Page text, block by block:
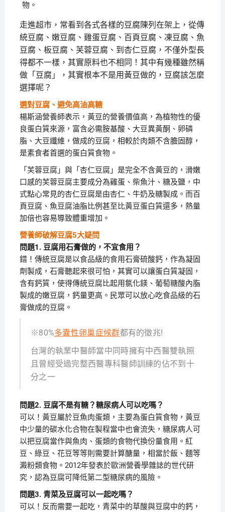
物。
走進超市，常看到各式各樣的豆腐陳列在架上，從傳
統豆腐、嫩豆腐、雞蛋豆腐、百頁豆腐、凍豆腐、魚
豆腐、板豆腐、芙蓉豆腐、到杏仁豆腐，不僅外型長
得都不一樣，其實原料也不相同！其中有幾種雖然稱
做「豆腐」，其實根本不是用黃豆做的，豆腐該怎麼
選擇呢？
選對豆腐、避免高油高糖
楊斯涵營養師表示，黃豆的營養價值高，為植物性的優
良蛋白質來源，富含必需胺基酸、大豆異黃酮、卵磷
脂、大豆纖維，做成的豆腐，相較於肉類不含膽固醇，
是素食者首選的蛋白質食物。
「芙蓉豆腐」與「杏仁豆腐」是完全不含黃豆的，滑嫩
口感的芙蓉豆腐主要成分為雞蛋、柴魚汁、糖及鹽，中
式點心常見的杏仁豆腐是由杏仁、牛奶及糖製成。而百
頁豆腐、魚豆腐油脂比例甚至比黃豆蛋白質還多，熱量
加倍也容易導致體重增加。
營養師破解豆腐5大疑問
問題1. 豆腐用石膏做的，不宜食用？
錯！傳統豆腐是以食品級的食用石膏硫酸鈣，作為凝固
劑製成，石膏聽起來很可怕，其實可以讓蛋白質凝固，
含有鈣質，使得傳統豆腐比起用氯化鎂、葡萄糖酸內脂
製成的嫩豆腐，鈣量更高。民眾可以放心吃食品級的石
膏做成的豆腐。
※80%多囊性卵巢症候群都有的徵兆!
台灣的執業中醫師當中同時擁有中西醫雙執照
且曾經受過完整西醫專科醫師訓練的佔不到十
分之一
問題2. 豆腐不是有糖？糖尿病人可以吃嗎？
可以！黃豆屬於豆魚肉蛋類，主要為蛋白質食物，黃豆
中少量的碳水化合物在製程當中也會流失，糖尿病人可
以把豆腐當作與魚肉、蛋類的食物代換份量食用。紅
豆、綠豆、花豆等等則需要計算醣量，相當於飯、麵等
澱粉類食物。2012年發表於歐洲營養學雜誌的世代研
究，認為豆腐可降低第二型糖尿病的風險。
問題3. 青菜及豆腐可以一起吃嗎？
可以！反而需要一起吃，青菜中的草酸與豆腐中的鈣，